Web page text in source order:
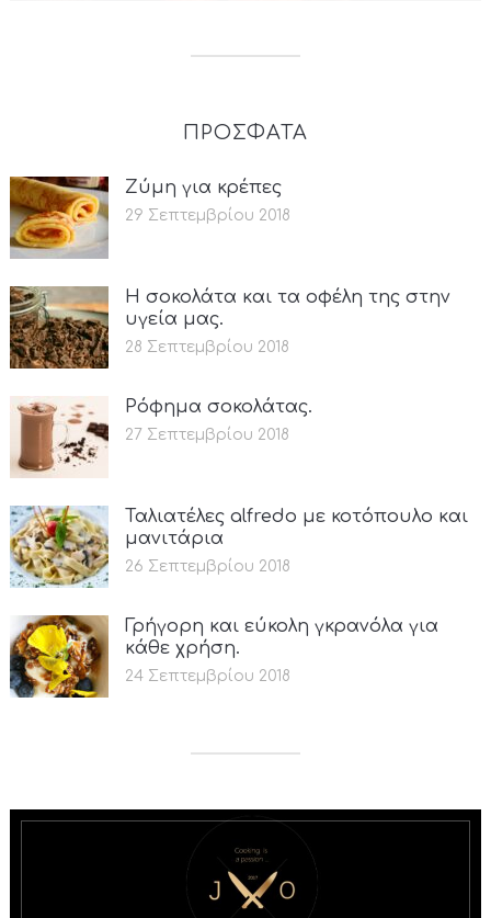
ΠΡΟΣΦΑΤΑ
Ζύμη για κρέπες
29 Σεπτεμβρίου 2018
Η σοκολάτα και τα οφέλη της στην
υγεία μας.
28 Σεπτεμβρίου 2018
Ρόφημα σοκολάτας.
27 Σεπτεμβρίου 2018
Ταλιατέλες alfredo με κοτόπουλο και
μανιτάρια
26 Σεπτεμβρίου 2018
Γρήγορη και εύκολη γκρανόλα για
κάθε χρήση.
24 Σεπτεμβρίου 2018